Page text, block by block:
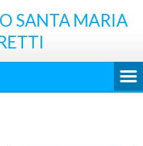
SANTA MARIA